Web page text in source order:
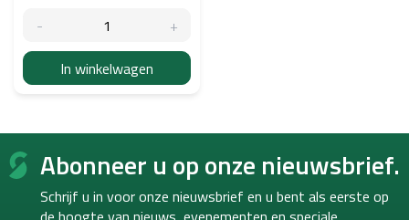
In winkelwagen
F
Abonneer u op onze nieuwsbrief.
Schrijf u in voor onze nieuwsbrief en u bent als eerste op